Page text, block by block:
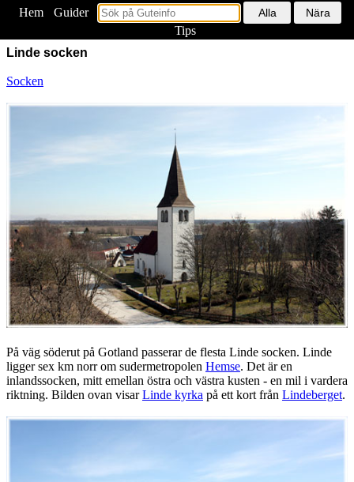
Hem
Guider
Tips
Linde socken
Socken
På väg söderut på Gotland passerar de flesta Linde socken. Linde
ligger sex km norr om sudermetropolen Hemse. Det är en
inlandssocken, mitt emellan östra och västra kusten - en mil i vardera
riktning. Bilden ovan visarLinde kyrka på ett kort från Lindeberget.